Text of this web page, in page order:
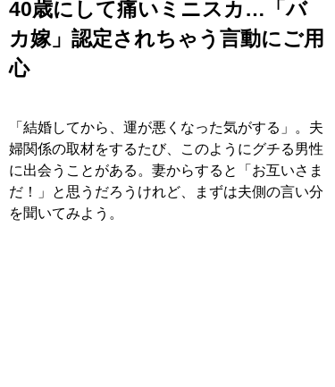
40歳にして痛いミニスカ…「バ
カ嫁」認定されちゃう言動にご用
心
「結婚してから、運が悪くなった気がする」。夫
婦関係の取材をするたび、このようにグチる男性
に出会うことがある。妻からすると「お互いさま
だ！」と思うだろうけれど、まずは夫側の言い分
を聞いてみよう。